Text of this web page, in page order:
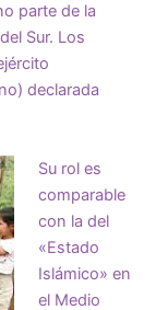
parte de la
Sur. Los
declarada
Su rol es
comparable
con la del
«Estado
Islámico» en
el Medio